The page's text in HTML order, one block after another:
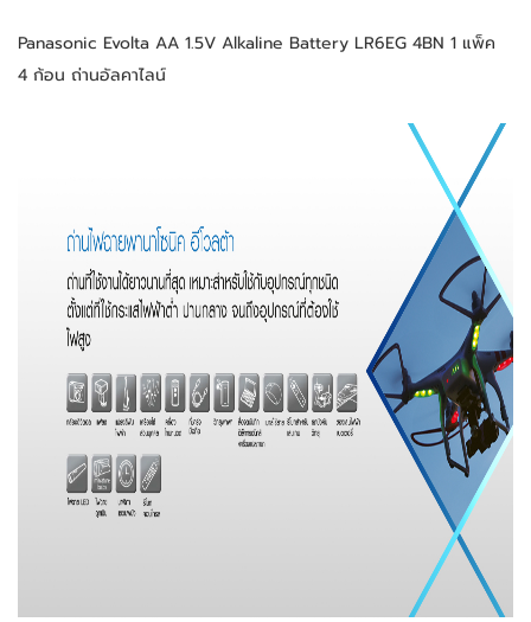
Panasonic Evolta AA 1.5V Alkaline Battery LR6EG 4BN 1 แพ็ค
4 ก้อน ถ่านอัลคาไลน์